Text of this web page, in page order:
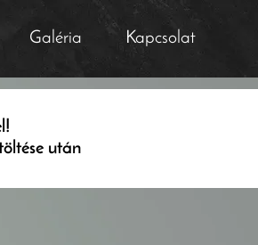
Galéria Kapcsolat
után